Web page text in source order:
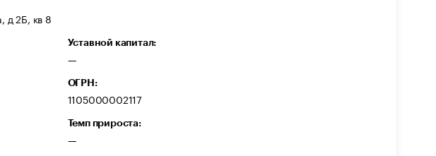
д 2Б, кв 8
Уставной капитал:
—
ОГРН:
1105000002117
Темп прироста:
—